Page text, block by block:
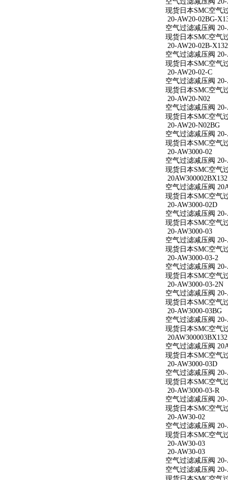
现货日本SMC空气
20-AW20-02BG-
空气过滤减压阀
现货日本SMC空气
20-AW20-02B-X132
空气过滤减压阀
现货日本SMC空气
20-AW20-02-C
空气过滤减压阀 20-
现货日本SMC空气
20-AW20-N02
空气过滤减压阀
现货日本SMC空气
20-AW20-N02BG
空气过滤减压阀
现货日本SMC空气
20-AW3000-02
空气过滤减压阀 20-
现货日本SMC空气
20AW300002BX132
空气过滤减压阀
现货日本SMC空气
20-AW3000-02D
空气过滤减压阀 20-
现货日本SMC空气
20-AW3000-03
空气过滤减压阀 20-
现货日本SMC空气
20-AW3000-03-2
空气过滤减压阀 20-
现货日本SMC空气
20-AW3000-03-2N
空气过滤减压阀
现货日本SMC空气
20-AW3000-03BG
空气过滤减压阀 20-
现货日本SMC空气
20AW300003BX132
空气过滤减压阀
现货日本SMC空气
20-AW3000-03D
空气过滤减压阀 20-
现货日本SMC空气
20-AW3000-03-R
空气过滤减压阀 20-
现货日本SMC空气
20-AW30-02
空气过滤减压阀 20-
现货日本SMC空气
20-AW30-03
20-AW30-03
空气过滤减压阀 20-
空气过滤减压阀 20-